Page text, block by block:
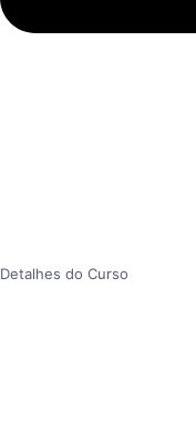
Detalhes do Curso